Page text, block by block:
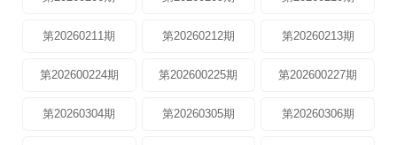
第20260211期 第20260212期 第20260213期
第202600224期 第202600225期 第202600227期
第20260304期 第20260305期 第20260306期